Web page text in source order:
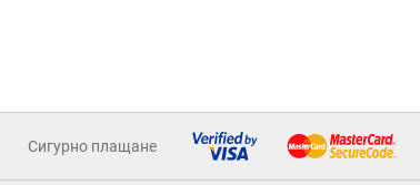
Сигурно плащане